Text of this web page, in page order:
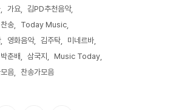
가요
김PD추천음악
찬송
Today Music
영화음악 김주탁
미네르바
박춘배 삼국지
Music Today
음
찬송가모음